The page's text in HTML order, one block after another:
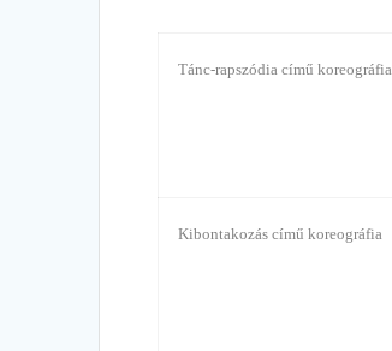
Tánc-rapszódia című koreográfia
Kibontakozás című koreográfia